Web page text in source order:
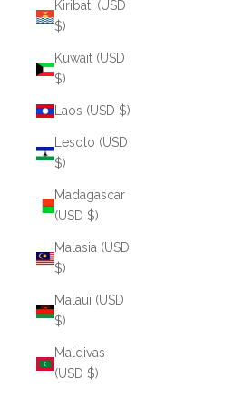
Kiribati (USD
$)
Kuwait (USD
$)
Laos (USD $)
Lesoto (USD
$)
Madagascar
(USD $)
Malasia (USD
$)
Malaui (USD
$)
Maldivas
(USD $)